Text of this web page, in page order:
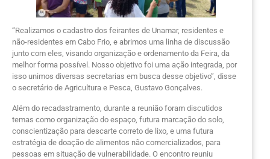
“Realizamos o cadastro dos feirantes de Unamar, residentes e
não-residentes em Cabo Frio, e abrimos uma linha de discussão
junto com eles, visando organização e ordenamento da Feira, da
melhor forma possível. Nosso objetivo foi uma ação integrada, por
isso unimos diversas secretarias em busca desse objetivo”, disse
o secretário de Agricultura e Pesca, Gustavo Gonçalves.
Além do recadastramento, durante a reunião foram discutidos
temas como organização do espaço, futura marcação do solo,
conscientização para descarte correto de lixo, e uma futura
estratégia de doação de alimentos não comercializados, para
pessoas em situação de vulnerabilidade. O encontro reuniu